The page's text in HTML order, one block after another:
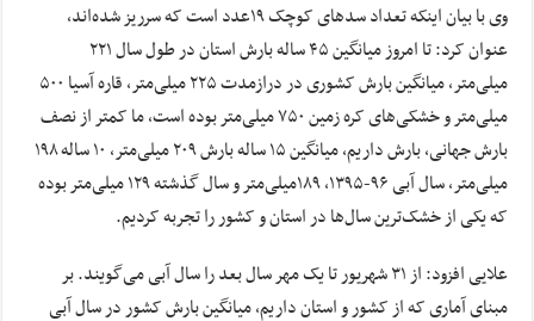
وی با بیان اینکه تعداد سدهای کوچک ۱۹عدد است که سرریز شده‌اند،
عنوان کرد: تا امروز میانگین ۴۵ ساله بارش استان در طول سال ۲۲۱
میلی‌متر، میانگین بارش کشوری در درازمدت ۲۲۵ میلی‌متر، قاره آسیا ۵۰۰
میلی‌متر و خشکی‌های کره زمین ۷۵۰ میلی‌متر بوده است، ما کمتر از نصف
بارش جهانی، بارش داریم، میانگین ۱۵ ساله بارش ۲۰۹ میلی‌متر، ۱۰ ساله ۱۹۸
میلی‌متر، سال آبی ۹۶-۱۳۹۵، ۱۸۹میلی‌متر و سال گذشته ۱۲۹ میلی‌متر بوده
که یکی از خشک‌ترین سال‌ها در استان و کشور را تجربه کردیم.
علایی افزود: از ۳۱ شهریور تا یک مهر سال بعد را سال آبی می‌‎گویند. بر
مبنای آماری که از کشور و استان داریم، میانگین بارش کشور در سال آبی